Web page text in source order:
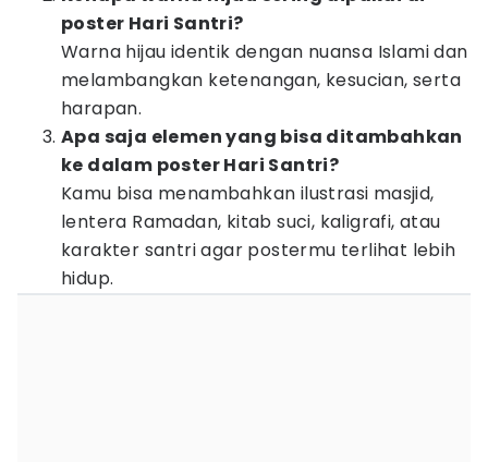
poster Hari Santri?
Warna hijau identik dengan nuansa Islami dan
melambangkan ketenangan, kesucian, serta
harapan.
Apa saja elemen yang bisa ditambahkan
ke dalam poster Hari Santri?
Kamu bisa menambahkan ilustrasi masjid,
lentera Ramadan, kitab suci, kaligrafi, atau
karakter santri agar postermu terlihat lebih
hidup.